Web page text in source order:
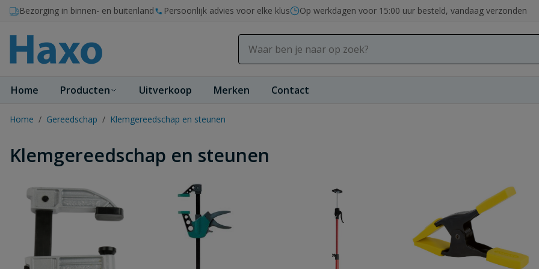
Ga naar de inhoud
Bezorging in binnen- en buitenland Persoonlijk advies voor elke klus Op werkdagen voor 15:00 uur besteld, vandaag verzonden
Home Producten Uitverkoop Merken Contact
Home / Gereedschap / Klemgereedschap en steunen
Klemgereedschap en steunen